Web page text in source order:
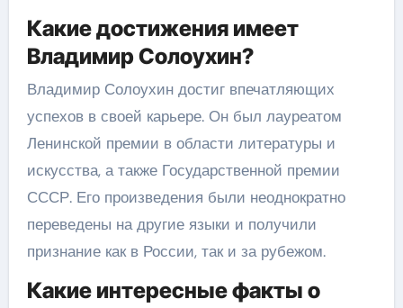
Какие достижения имеет
Владимир Солоухин?
Владимир Солоухин достиг впечатляющих
успехов в своей карьере. Он был лауреатом
Ленинской премии в области литературы и
искусства, а также Государственной премии
СССР. Его произведения были неоднократно
переведены на другие языки и получили
признание как в России, так и за рубежом.
Какие интересные факты о